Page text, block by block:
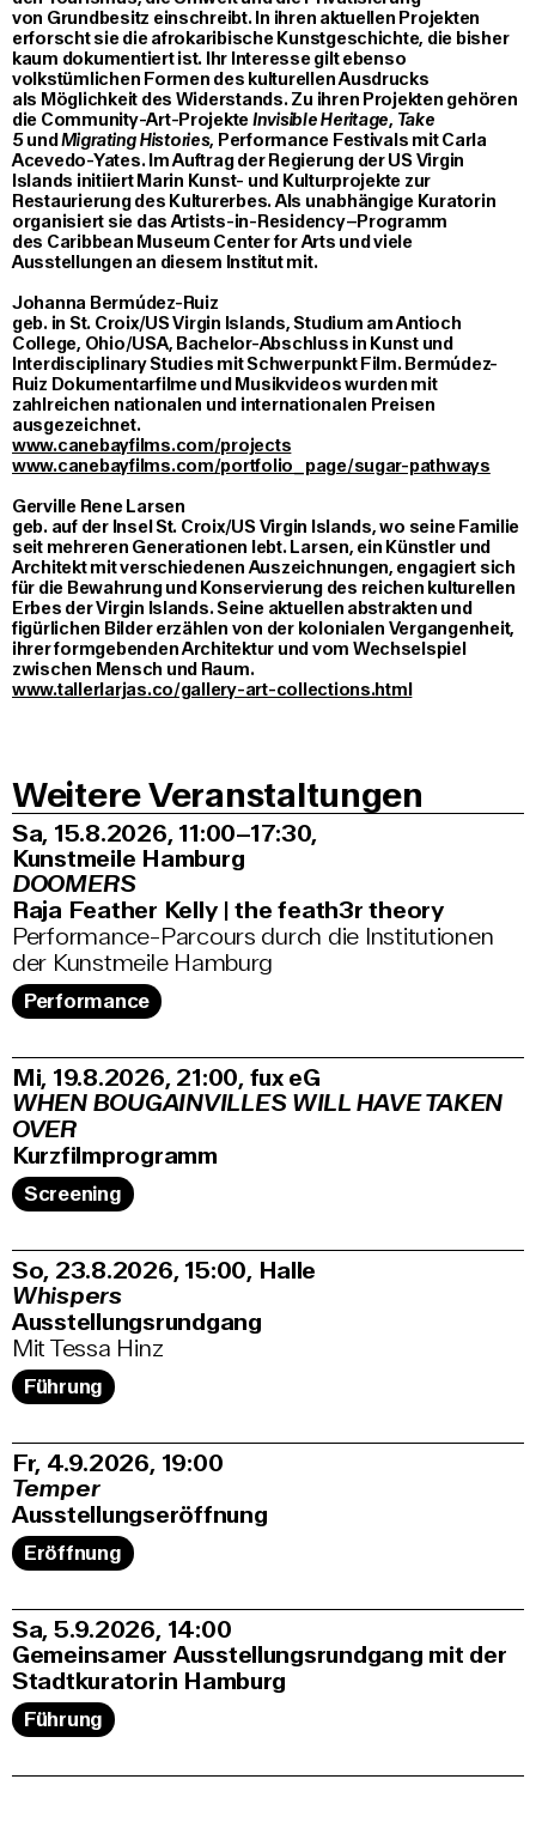
von Grundbesitz einschreibt. In ihren aktuellen Projekten
erforscht sie die afrokaribische Kunstgeschichte, die bisher
kaum dokumentiert ist. Ihr Interesse gilt ebenso
volkstümlichen Formen des kulturellen Ausdrucks
als Möglichkeit des Widerstands. Zu ihren Projekten gehören
die Community-Art-ProjekteInvisible Heritage, Take
5undMigrating Histories, Performance Festivals mit Carla
Acevedo-Yates. Im Auftrag der Regierung der US Virgin
Islands initiiert Marin Kunst- und Kulturprojekte zur
Restaurierung des Kulturerbes. Als unabhängige Kuratorin
organisiert sie das Artists-in-Residency–Programm
des Caribbean Museum Center for Arts und viele
Ausstellungen an diesem Institut mit.
Johanna Bermúdez-Ruiz
geb. in St. Croix/US Virgin Islands, Studium am Antioch
College, Ohio/USA, Bachelor-Abschluss in Kunst und
Interdisciplinary Studies mit Schwerpunkt Film. Bermúdez-
Ruiz Dokumentarfilme und Musikvideos wurden mit
zahlreichen nationalen und internationalen Preisen
ausgezeichnet.
www.canebayfilms.com/projects
www.canebayfilms.com/portfolio_page/sugar-pathways
Gerville Rene Larsen
geb. auf der Insel St. Croix/US Virgin Islands, wo seine Familie
seit mehreren Generationen lebt. Larsen, ein Künstler und
Architekt mit verschiedenen Auszeichnungen, engagiert sich
für die Bewahrung und Konservierung des reichen kulturellen
Erbes der Virgin Islands. Seine aktuellen abstrakten und
figürlichen Bilder erzählen von der kolonialen Vergangenheit,
ihrer formgebenden Architektur und vom Wechselspiel
zwischen Mensch und Raum.
www.tallerlarjas.co/gallery-art-collections.html
Weitere Veranstaltungen
Sa, 15.8.2026 11:00–17:30,
Kunstmeile Hamburg
DOOMERS
Raja Feather Kelly | the feath3r theory
Performance-Parcours durch die Institutionen
der Kunstmeile Hamburg
Performance
Mi, 19.8.2026 21:00, fux eG
WHEN BOUGAINVILLES WILL HAVE TAKEN
OVER
Kurzfilmprogramm
Screening
So, 23.8.2026 15:00, Halle
Whispers
Ausstellungsrundgang
Mit Tessa Hinz
Führung
Fr, 4.9.2026 19:00
Temper
Ausstellungseröffnung
Eröffnung
Sa, 5.9.2026 14:00
Gemeinsamer Ausstellungsrundgang mit der
Stadtkuratorin Hamburg
Führung